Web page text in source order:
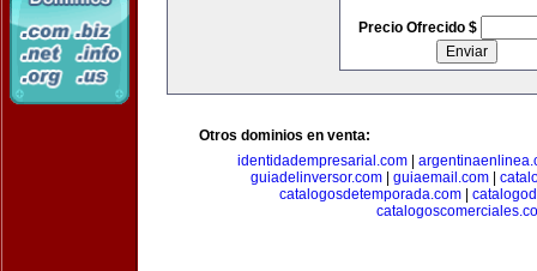
Precio Ofrecido $
Otros dominios en venta:
identidadempresarial.com
guiadelinversor.com| guiaemail.com|
catalogosdetemporada.com|